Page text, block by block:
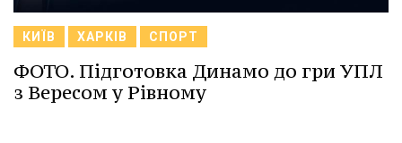
КИЇВ ХАРКІВ СПОРТ
ФОТО. Підготовка Динамо до гри УПЛ
з Вересом у Рівному